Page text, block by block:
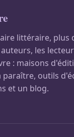
littéraire, plus
les
: maisons
paraître, outils
et un blog.